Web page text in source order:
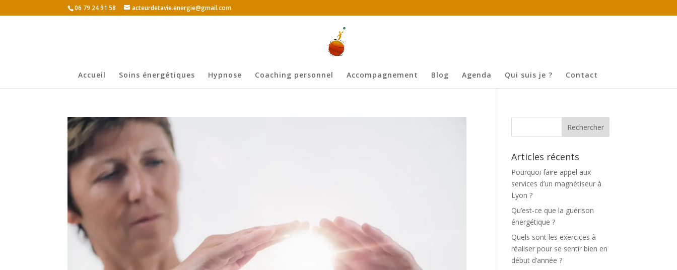
06 79 24 91 58 acteurdetavie.energie@gmail.com
Accueil Soins énergétiques Hypnose Coaching personnel Accompagnement Blog Agenda Qui suis je ? Contact
Articles récents
Pourquoi faire appel aux
services d’un magnétiseur à
Lyon ?
Qu’est-ce que la guérison
énergétique ?
Quels sont les exercices à
réaliser pour se sentir bien en
début d’année ?